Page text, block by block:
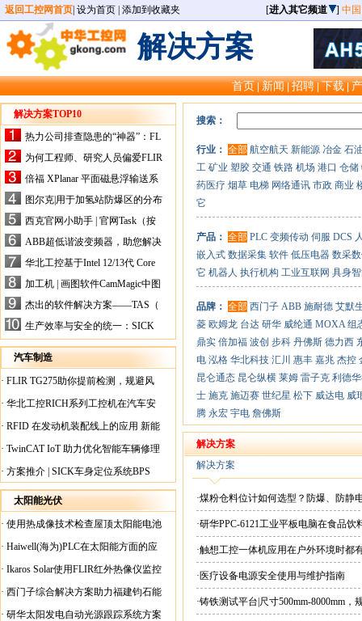
返回工控网首页 设为首页 添加到收藏夹 [进入其它频道 ] 中
解决方案
首页|新闻|招聘|下载|
解决方案TOP10
热力公司排查隐患的“神器”：FL
IR手持式热像仪，高效精准！
为何工程师、研究人员偏爱FLIR
X-HS系列热像仪？精准高效是
关键
倍福 XPlanar 平面磁悬浮输送系
统的创新应用
图尔克|用于加氢站防爆区的分布
式I/O解决方案
西克官网小助手 | 官网Task（按
任务选型）更新预告
ABB超低谐波变频器，助您解决
电气设备运行难题！
华北工控基于Intel 12/13代 Core
的ATX-6159嵌入式主板，推进
机器人市场
加工机 | 画图软件CamMagic中图
层整合的问题
杰出的软件解决方案——TAS（
Turck Automation Suite）
生产效率与安全的统一：SICK
关于机器人技术传感器解决方案
的采访
汽车制造
· FLIR TG275助你提前检测，规避风
险！
· 华北工控RICH系列工控机在汽车安
全检测行业中的应用
· RFID 在发动机装配线上的应用 新能
源汽车爆炸频发？
· TwinCAT IoT 助力优化智能车辆修理
· 方案推介 | SICK车身定位系统BPS
太阳能光伏
· 使用热成像技术检查屋顶太阳能电池
板
· Haiwell(海为)PLC在太阳能方面的应
用
· Ikaros Solar使用FLIR红外热像仪监控
已装太阳能电池板
· 西门子综合解决方案助力福建钧石能
源飞速发展
· 研华太阳发电自动光源跟踪系统方案
搜索：
行业： 全部 航空航天 新能源 冶金 石
工 矿业 塑胶 交通 铁路 机场 港口 仓储
药医疗 烟草 电梯 网络通讯 市政 商业
它
产品： 全部 PLC 变频传动 伺服 DCS
嵌入式 数据采集 软件 低压电器 数采
它 机器人 执行机构 工业互联网 具身
品牌： 全部 西门子 ABB 施耐德 艾默
菱 欧姆龙 台达 研华 威纶通 MOXA 组
鼎实 倍加福 波创 步科 丹佛斯 德力西
电 泓格 华北科技 汇川 惠丰 嘉兆 杰控
昆仑通态 昆仑纵横 莱姆 雷子克 利德
士 施克 施迈赛 世纪星 松下 威达电 威
腾 永宏 宇电 詹佛斯
解决方案
解决方案
·煤粉仓料位计如何选型？防爆、防静
·研华PPC-6121工业平板电脑在食品
·触想工控一体机应用在户外环境时都
·医疗设备电源安全使用与维护指南
·铸铁测试平台|尺寸500mm-8000mm，